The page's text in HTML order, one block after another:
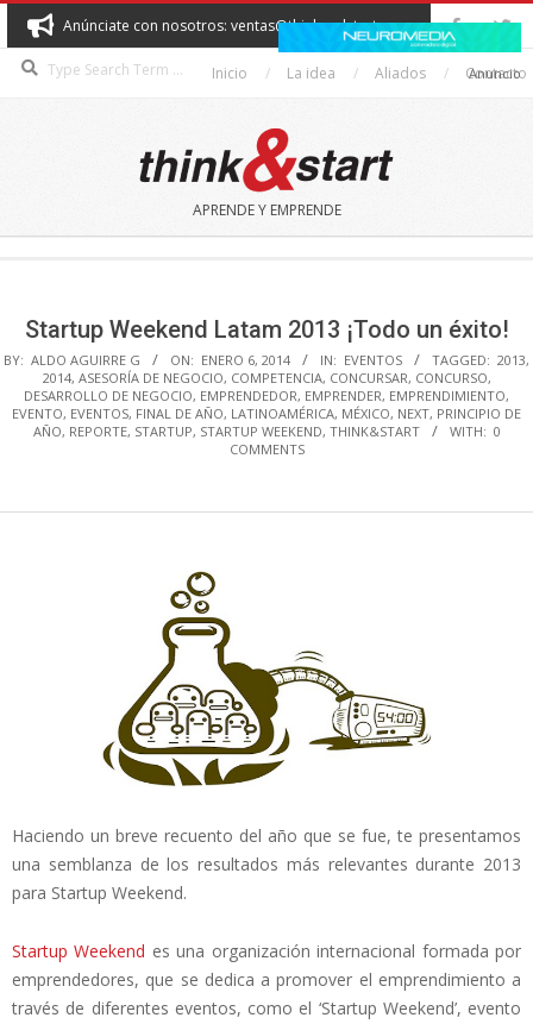
Skip
to
content
Anúnciate con nosotros: ventas@thinkandstart.com
Inicio La idea Aliados Contacto
THINK&START
APRENDE Y EMPRENDE
Anuncio
Startup Weekend Latam 2013 ¡Todo un éxito!
BY: ALDO AGUIRRE G ON: ENERO 6, 2014 IN: EVENTOS TAGGED: 2013,
2014, ASESORÍA DE NEGOCIO, COMPETENCIA, CONCURSAR, CONCURSO,
DESARROLLO DE NEGOCIO, EMPRENDEDOR, EMPRENDER, EMPRENDIMIENTO,
EVENTO, EVENTOS, FINAL DE AÑO, LATINOAMÉRICA, MÉXICO, NEXT, PRINCIPIO DE
AÑO, REPORTE, STARTUP, STARTUP WEEKEND, THINK&START WITH: 0
COMMENTS
Haciendo un breve recuento del año que se fue, te presentamos
una semblanza de los resultados más relevantes durante 2013
para Startup Weekend.
Startup Weekend es una organización internacional formada por
emprendedores, que se dedica a promover el emprendimiento a
través de diferentes eventos, como el ‘Startup Weekend’, evento